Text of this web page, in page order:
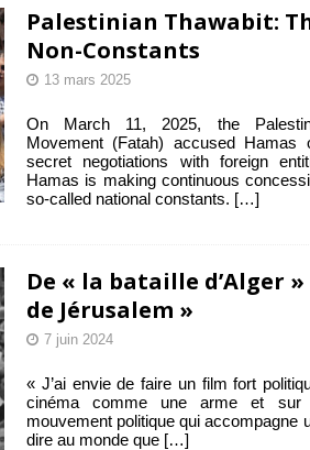
Palestinian Thawabit:
Non-Constants
13 mars 2025
On March 11, 2025, the
Movement (Fatah) accused Hamas
secret negotiations with foreign
Hamas is making continuous
so-called national constants. […]
De « la bataille d’Alger
de Jérusalem »
7 juin 2024
« J’ai envie de faire un film fort
cinéma comme une arme et
mouvement politique qui accompagne
dire au monde que […]